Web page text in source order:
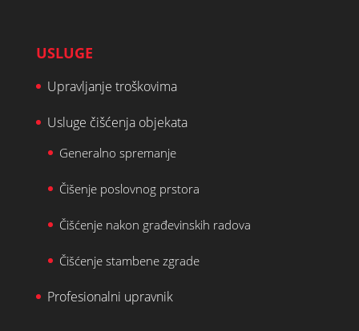
USLUGE
Upravljanje troškovima
Usluge čišćenja objekata
Generalno spremanje
Čišenje poslovnog prstora
Čišćenje nakon građevinskih radova
Čišćenje stambene zgrade
Profesionalni upravnik